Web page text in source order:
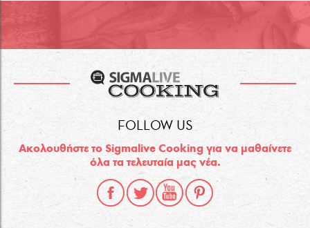
FOLLOW US
Ακολουθήστε το Sigmalive Cooking για να μαθαίνετε
όλα τα τελευταία μας νέα.